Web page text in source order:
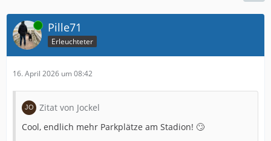
Online Pille71
Erleuchteter
16. April 2026 um 08:42
Zitat von Jockel
Cool, endlich mehr Parkplätze am Stadion! 🙄